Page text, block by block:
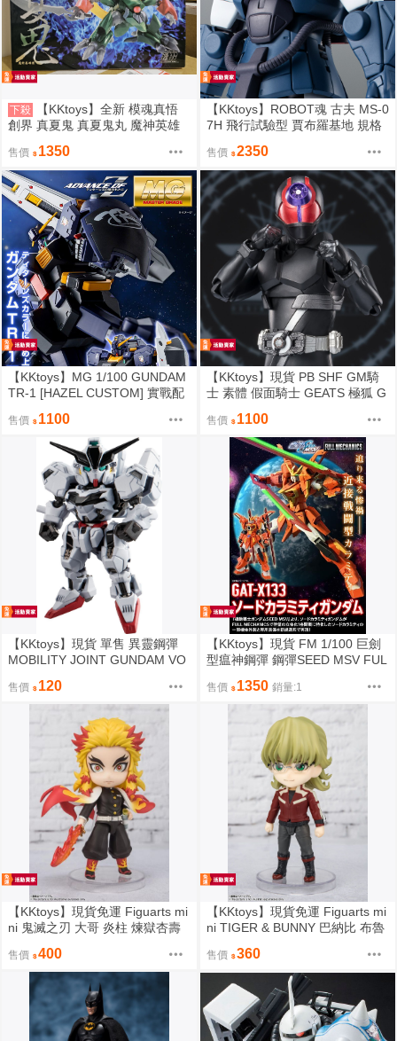
下殺
【KKtoys】全新 模魂真悟
創界 真夏鬼 真夏鬼丸 魔神英雄
售價 1350
【KKtoys】ROBOT魂 古夫 MS-0
7H 飛行試驗型 賈布羅基地 規格
BURO R魂 PB 賈布羅
售價 2350
【KKtoys】MG 1/100 GUNDAM
TR-1 [HAZEL CUSTOM] 實戰配
售價 1100
【KKtoys】現貨 PB SHF GM騎
士 素體 假面騎士 GEATS 極狐 G
售價 1100
【KKtoys】現貨 單售 異靈鋼彈
MOBILITY JOINT GUNDAM VO
售價 120
【KKtoys】現貨 FM 1/100 巨劍
型瘟神鋼彈 鋼彈SEED MSV FUL
B
售價 1350 銷量:1
【KKtoys】現貨免運 Figuarts mi
ni 鬼滅之刃 大哥 炎柱 煉獄杏壽
售價 400
【KKtoys】現貨免運 Figuarts mi
ni TIGER & BUNNY 巴納比 布魯
BY BROOKS Jr.
售價 360